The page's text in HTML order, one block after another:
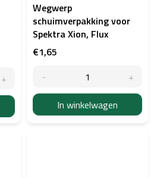
Wegwerp
schuimverpakking voor
Spektra Xion, Flux
€1,65
In winkelwagen